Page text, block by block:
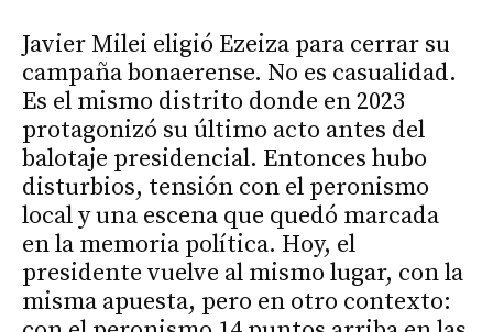
Javier Milei eligió Ezeiza para cerrar su
campaña bonaerense. No es casualidad.
Es el mismo distrito donde en 2023
protagonizó su último acto antes del
balotaje presidencial. Entonces hubo
disturbios, tensión con el peronismo
local y una escena que quedó marcada
en la memoria política. Hoy, el
presidente vuelve al mismo lugar, con la
misma apuesta, pero en otro contexto: